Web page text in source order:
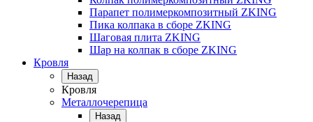
Парапет полимеркомпозитный ZKING
Пика колпака в сборе ZKING
Шаговая плита ZKING
Шар на колпак в сборе ZKING
Кровля
Назад
Кровля
Металлочерепица
Назад